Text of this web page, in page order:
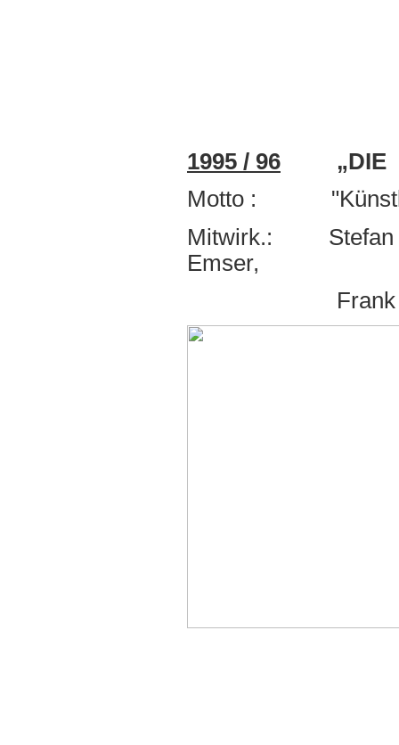
1995 / 96 „DIE
Motto :
Mitwirk.: Stefan
Emser,
Frank